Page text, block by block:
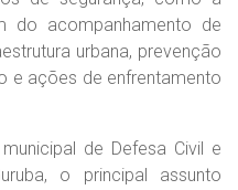
do acompanhamento de
urbana, prevenção
e ações de enfrentamento
de Defesa Civil e
o principal assunto